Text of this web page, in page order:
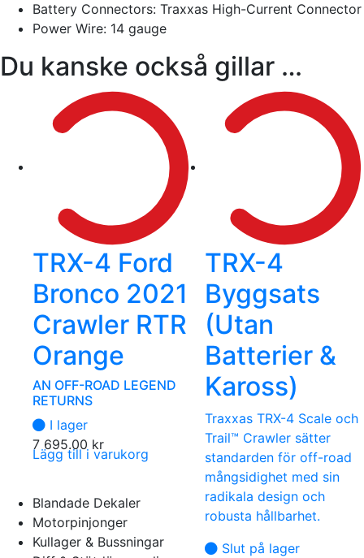
Battery Connectors: Traxxas High-Current Connector
Power Wire: 14 gauge
Du kanske också gillar …
TRX-4 Ford
Bronco 2021
Crawler RTR
Orange
AN OFF-ROAD LEGEND
RETURNS
I lager
7 695.00 kr
Lägg till i varukorg
TRX-4
Byggsats
(Utan
Batterier &
Kaross)
Traxxas TRX-4 Scale och
Trail™ Crawler sätter
standarden för off-road
mångsidighet med sin
radikala design och
robusta hållbarhet.
Slut på lager
Blandade Dekaler
Motorpinjonger
Kullager & Bussningar